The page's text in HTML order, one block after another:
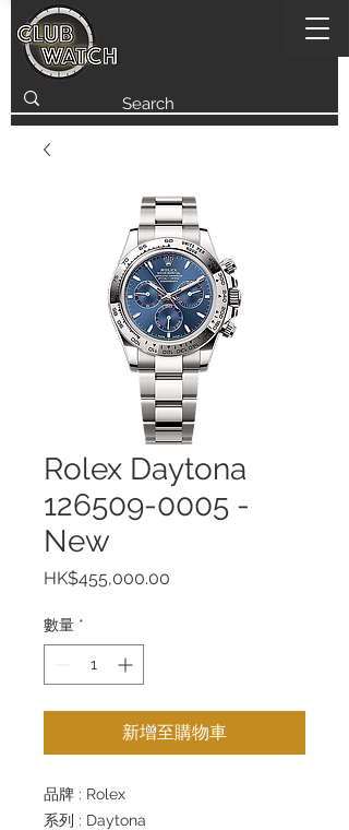
Rolex Daytona
126509-0005 -
New
HK$455,000.00
數量 *
新增至購物車
品牌 : Rolex
系列 : Daytona